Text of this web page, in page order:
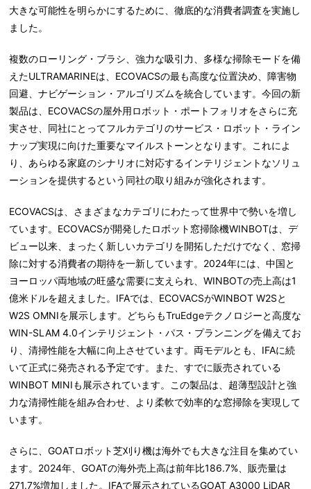
大きな可能性を明らかにするために、徹底的な消費者調査を実施し
ました。
複数のローリング・ブラシ、強力な吸引力、多様な掃除モードを備
えたULTRAMARINEは、ECOVACSの最も高度な位置決め、障害物
回避、ナビゲーション・アルゴリズムを統合しています。今回の新
製品は、ECOVACSの屋外用ロボット・ポートフォリオをさらに充
実させ、同社にとってフルカテゴリのサービス・ロボット・ライン
ナップ実現に向けた重要なマイルストーンとなります。これによ
り、あらゆる家庭のシナリオに対応するインテリジェントなソリュ
ーションを提供するという同社の取り組みが強化されます。
ECOVACSは、さまざまなカテゴリにわたって世界中で勢いを増し
ています。ECOVACSが開発したロボット窓掃除機WINBOTは、デ
ビュー以来、まったく新しいカテゴリを開拓しただけでなく、窓掃
除に対する消費者の期待を一新しています。2024年には、中国と
ヨーロッパ両地域の旺盛な需要に支えられ、WINBOTの売上高は1
億米ドルを超えました。IFAでは、ECOVACSがWINBOT W2Sと
W2S OMNIを展示します。どちらもTruEdgeテクノロジーと高度な
WIN-SLAM 4.0インテリジェント・パス・プランニングを備えてお
り、清掃性能を大幅に向上させています。両モデルとも、IFAに続
いて正式に発売される予定です。また、すでに販売されている
WINBOT MINIも展示されています。この製品は、超薄型設計と強
力な清掃性能を組み合わせ、より柔軟で効率的な窓掃除を実現して
います。
さらに、GOATロボット芝刈り機は海外でも大きな注目を集めてい
ます。2024年、GOATの海外売上高は前年比186.7%、販売量は
271.7%増加しました。IFAで展示されているGOAT A3000 LiDAR